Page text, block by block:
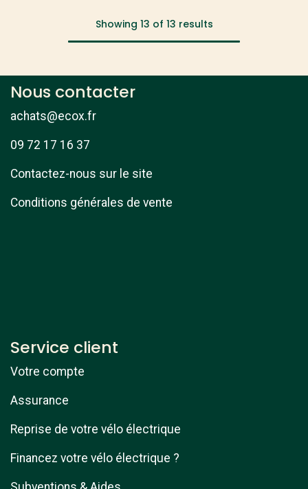
Showing 13 of 13 results
Nous contacter
achats@ecox.fr
09 72 17 16 37
Contactez-nous sur le site
Conditions générales de vente
Service client
Votre compte
Assurance
Reprise de votre vélo électrique
Financez votre vélo électrique ?